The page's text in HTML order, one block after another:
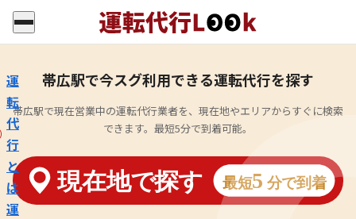
運
転
代
行
と
は
運
帯広駅で今スグ利用できる運転代行を探す
帯広駅で現在営業中の運転代行業者を、現在地やエリアからすぐに検索
できます。最短5分で到着可能。